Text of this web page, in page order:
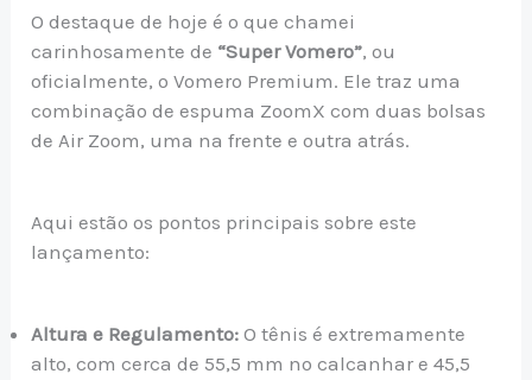
O destaque de hoje é o que chamei
carinhosamente de “Super Vomero”, ou
oficialmente, o Vomero Premium. Ele traz uma
combinação de espuma ZoomX com duas bolsas
de Air Zoom, uma na frente e outra atrás.
Aqui estão os pontos principais sobre este
lançamento:
Altura e Regulamento: O tênis é extremamente
alto, com cerca de 55,5 mm no calcanhar e 45,5